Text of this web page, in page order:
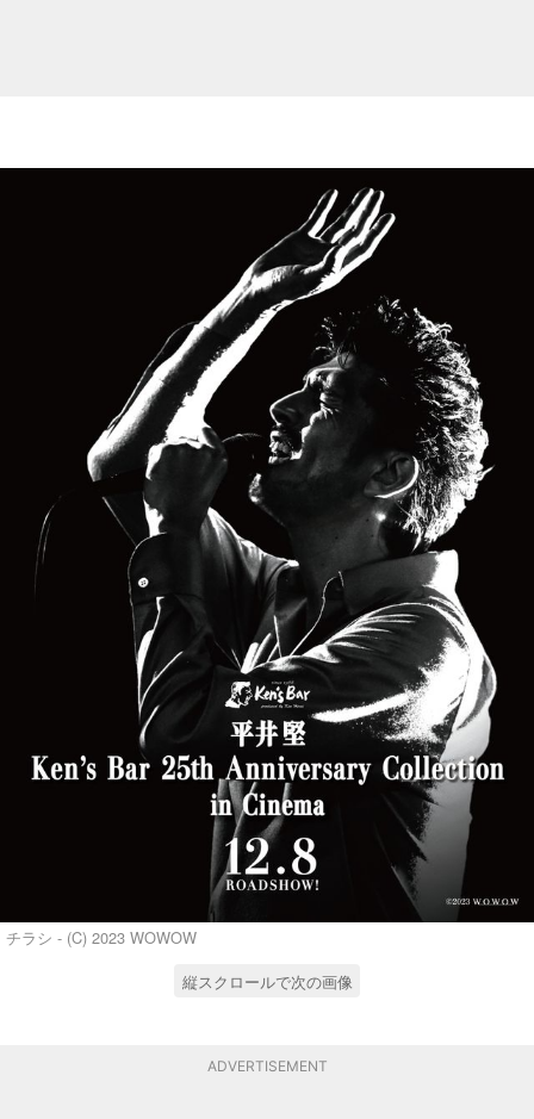
チラシ - (C) 2023 WOWOW
縦スクロールで次の画像
ADVERTISEMENT